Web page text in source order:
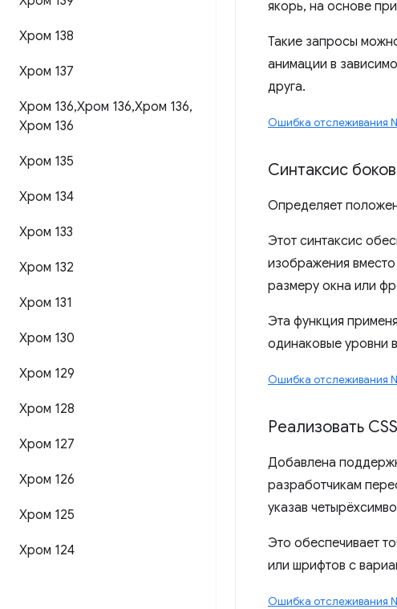
Хром 138
Хром 137
Хром 136,Хром 136,Хром 136,
Хром 136
Хром 135
Хром 134
Хром 133
Хром 132
Хром 131
Хром 130
Хром 129
Хром 128
Хром 127
Хром 126
Хром 125
Хром 124
якорь, на основе
Такие запросы
анимации в
друга.
Ошибка отслеживания №
Синтаксис
Определяет
Этот синтаксис
изображения
размеру окна или
Эта функция
одинаковые уровни
Ошибка отслеживания
Реализовать
Добавлена
разработчикам
указав
Это обеспечивает
или шрифтов с
Ошибка отслеживания №